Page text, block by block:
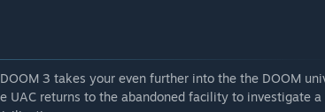
3 takes your even further into the the DOOM
UAC returns to the abandoned facility to investigate